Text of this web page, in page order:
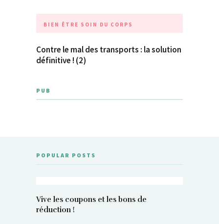
BIEN ÊTRE SOIN DU CORPS
Contre le mal des transports : la solution
définitive ! (2)
PUB
POPULAR POSTS
Vive les coupons et les bons de
réduction !